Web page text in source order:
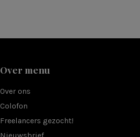
Over menu
Over ons
Colofon
Freelancers gezocht!
Nieuwsbrief